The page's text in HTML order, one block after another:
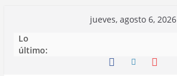
contenido
jueves, agosto 6, 2026
Lo
último: